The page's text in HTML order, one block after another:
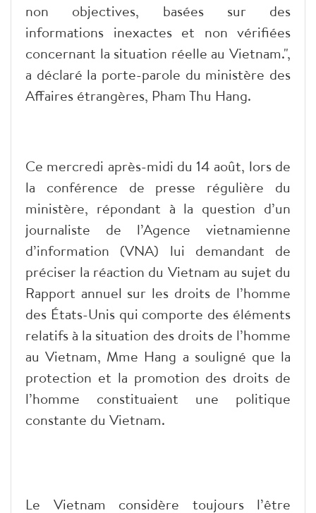
non objectives, basées sur des
informations inexactes et non vérifiées
concernant la situation réelle au Vietnam.",
a déclaré la porte-parole du ministère des
Affaires étrangères, Pham Thu Hang.
Ce mercredi après-midi du 14 août, lors de
la conférence de presse régulière du
ministère, répondant à la question d’un
journaliste de l’Agence vietnamienne
d’information (VNA) lui demandant de
préciser la réaction du Vietnam au sujet du
Rapport annuel sur les droits de l’homme
des États-Unis qui comporte des éléments
relatifs à la situation des droits de l’homme
au Vietnam, Mme Hang a souligné que la
protection et la promotion des droits de
l’homme constituaient une politique
constante du Vietnam.
Le Vietnam considère toujours l’être